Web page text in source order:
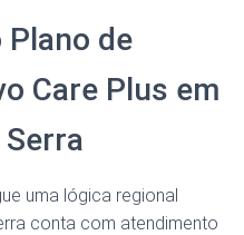
de
Care Plus em
uma lógica regional
conta com atendimento